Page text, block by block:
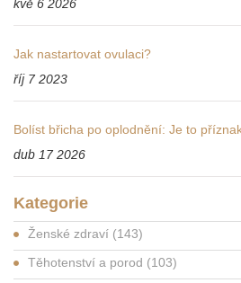
kvě 6 2026
Jak nastartovat ovulaci?
říj 7 2023
Bolíst břicha po oplodnění: Je to
dub 17 2026
Kategorie
Ženské zdraví (143)
Těhotenství a porod (103)